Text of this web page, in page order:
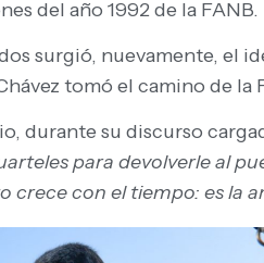
del año 1992 de la FANB.
surgió, nuevamente, el
tomó el camino de la
durante su discurso
para devolverle al
crece con el tiempo: es la